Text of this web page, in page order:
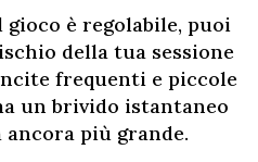
è regolabile, puoi
della tua sessione
frequenti e piccole
un brivido istantaneo
più grande.